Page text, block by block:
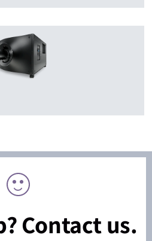
Contact us.